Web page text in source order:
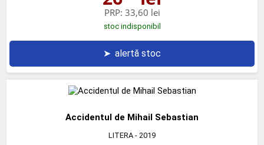
PRP: 33,60 lei
stoc indisponibil
➤ alertă stoc
Accidentul de Mihail Sebastian
LITERA - 2019